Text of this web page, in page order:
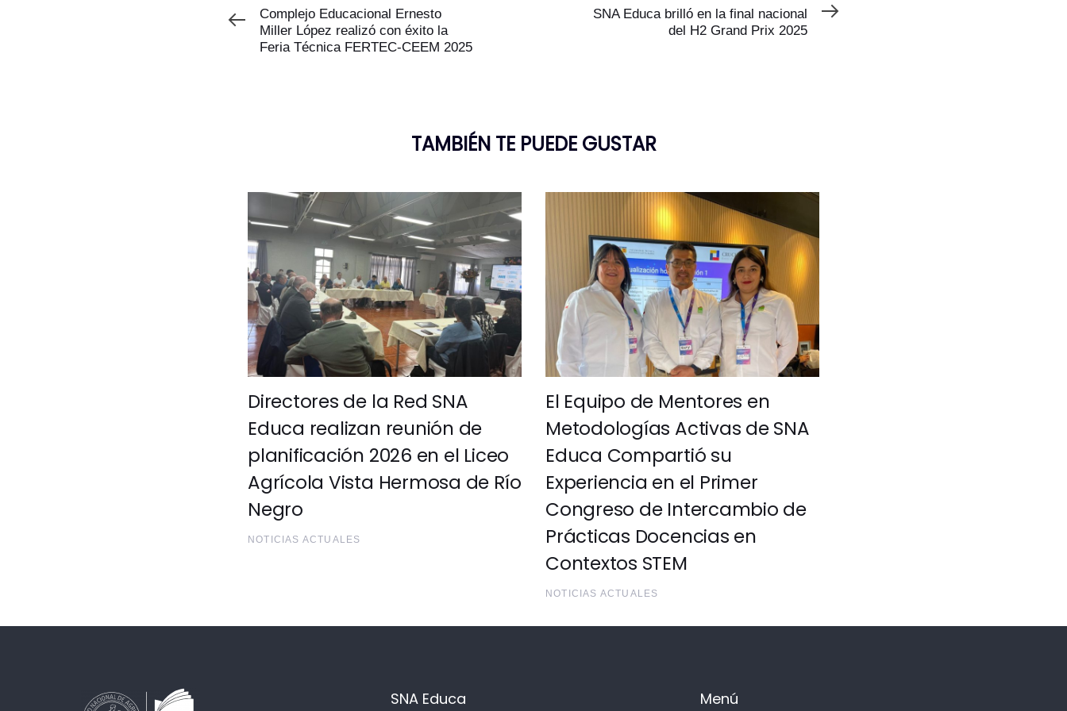
Anterior
Complejo Educacional Ernesto
Miller López realizó con éxito la
Feria Técnica FERTEC-CEEM 2025
Artículo
SNA Educa brilló en la final nacional
del H2 Grand Prix 2025
TAMBIÉN TE PUEDE GUSTAR
Directores de la Red SNA
Educa realizan reunión de
planificación 2026 en el Liceo
Agrícola Vista Hermosa de Río
Negro
NOTICIAS ACTUALES
El Equipo de Mentores en
Metodologías Activas de SNA
Educa Compartió su
Experiencia en el Primer
Congreso de Intercambio de
Prácticas Docencias en
Contextos STEM
NOTICIAS ACTUALES
SNA Educa Menú